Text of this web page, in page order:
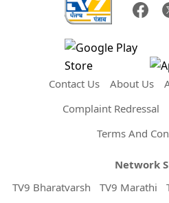
Contact Us About Us
Complaint Redressal
Terms And
Network
TV9 Bharatvarsh
TV9 Marathi